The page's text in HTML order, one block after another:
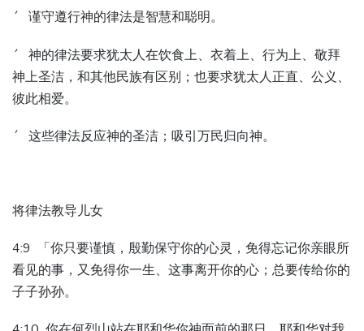
´ 谨守遵行神的律法是智慧和聪明。
´ 神的律法要求犹太人在饮食上、衣着上、行为上、敬拜
神上圣洁，和其他民族有区别；也要求犹太人正直、公义、
彼此相爱。
´ 这些律法反应神的圣洁；吸引万民归向神。
将律法教导儿女
4:9 「你只要谨慎，殷勤保守你的心灵，免得忘记你亲眼所
看见的事，又免得你一生、这事离开你的心；总要传给你的
子子孙孙。